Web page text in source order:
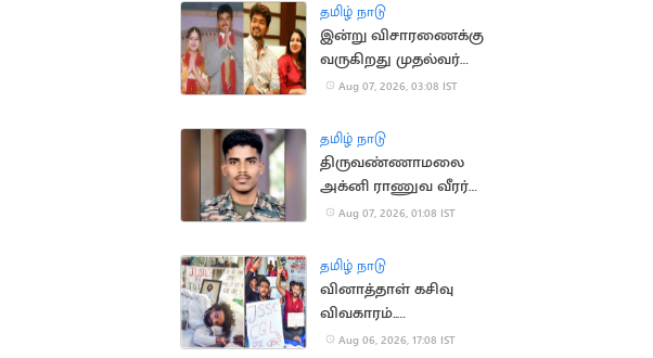
தமிழ் நாடு
இன்று விசாரணைக்கு
வருகிறது முதல்வர்
விஜய் விவாகரத்து
Aug 07, 2026, 03:08 IST
தமிழ் நாடு
திருவண்ணாமலை
அக்னி ராணுவ வீரர்
லடாக்கில் உயிரிழப்பு
Aug 07, 2026, 01:08 IST
தமிழ் நாடு
வினாத்தாள் கசிவு
விவகாரம்..
ஜார்க்கண்டில் 13-வது
Aug 06, 2026, 17:08 IST